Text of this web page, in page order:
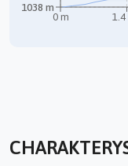
0 m 1.4
1038 m